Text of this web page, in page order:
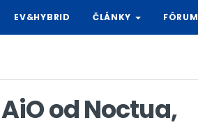
EV&HYBRID ČLÁNKY FÓRUM
od Noctua,